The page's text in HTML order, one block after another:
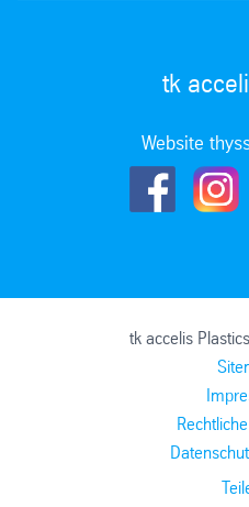
tk
Website
tk accelis